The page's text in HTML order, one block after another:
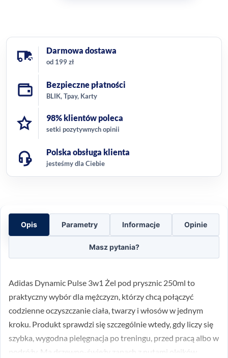
Darmowa dostawa
od 199 zł
Bezpieczne płatności
BLIK, Tpay, Karty
98% klientów poleca
setki pozytywnych opinii
Polska obsługa klienta
jesteśmy dla Ciebie
Opis Parametry Informacje Opinie
Masz pytania?
Adidas Dynamic Pulse 3w1 Żel pod prysznic 250ml to
praktyczny wybór dla mężczyzn, którzy chcą połączyć
codzienne oczyszczanie ciała, twarzy i włosów w jednym
kroku. Produkt sprawdzi się szczególnie wtedy, gdy liczy się
szybka, wygodna pielęgnacja po treningu, przed pracą albo w
podróży. Ma drzewno-świeży zapach z nutami olejków